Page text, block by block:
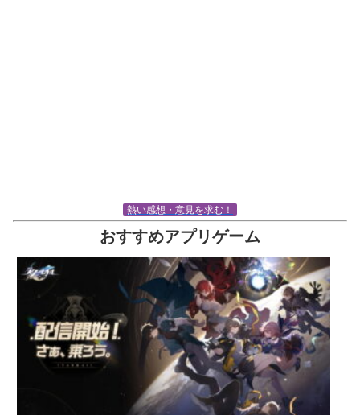
熱い感想・意見を求む！
おすすめアプリゲーム